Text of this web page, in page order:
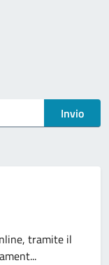
Invio
tramite il